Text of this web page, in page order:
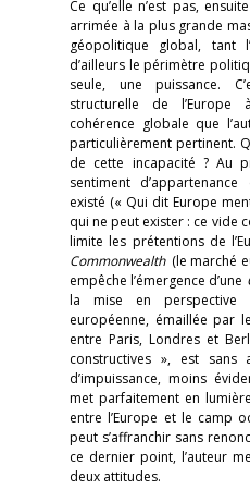
Ce qu’elle n’est pas,
arrimée à la plus grande
géopolitique global, tant
d’ailleurs le périmètre
seule, une puissance.
structurelle de
cohérence globale que
particulièrement pertinent.
de cette incapacité ? Au
sentiment
existé (« Qui dit Europe
qui ne peut exister : ce vide
limite les prétentions de
Commonwealth(le marché
empêche l’émergence d’une
la mise en perspective
européenne, émaillée par
entre Paris, Londres et
constructives », est sans
d’impuissance, moins
met parfaitement en
entre l’Europe et le camp
peut s’affranchir sans
ce dernier point, l’auteur
deux attitudes.